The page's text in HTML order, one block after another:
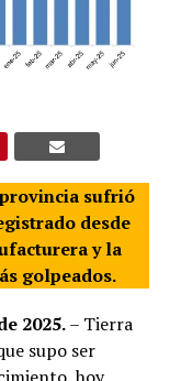
sufrió
desde
y la
golpeados.
2025.– Tierra
supo ser